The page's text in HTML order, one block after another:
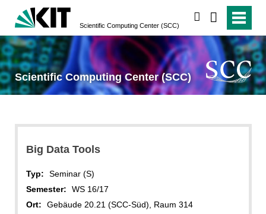
Scientific Computing Center (SCC)
Scientific Computing Center (SCC)
Big Data Tools
Typ:
Seminar (S)
Semester:
WS 16/17
Ort:
Gebäude 20.21 (SCC-Süd), Raum 314